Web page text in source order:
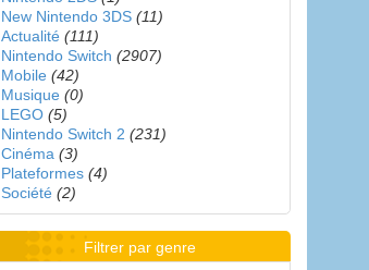
New Nintendo 3DS (11)
Actualité (111)
Nintendo Switch (2907)
Mobile (42)
Musique (0)
LEGO (5)
Nintendo Switch 2 (231)
Cinéma (3)
Plateformes (4)
Société (2)
Filtrer par genre